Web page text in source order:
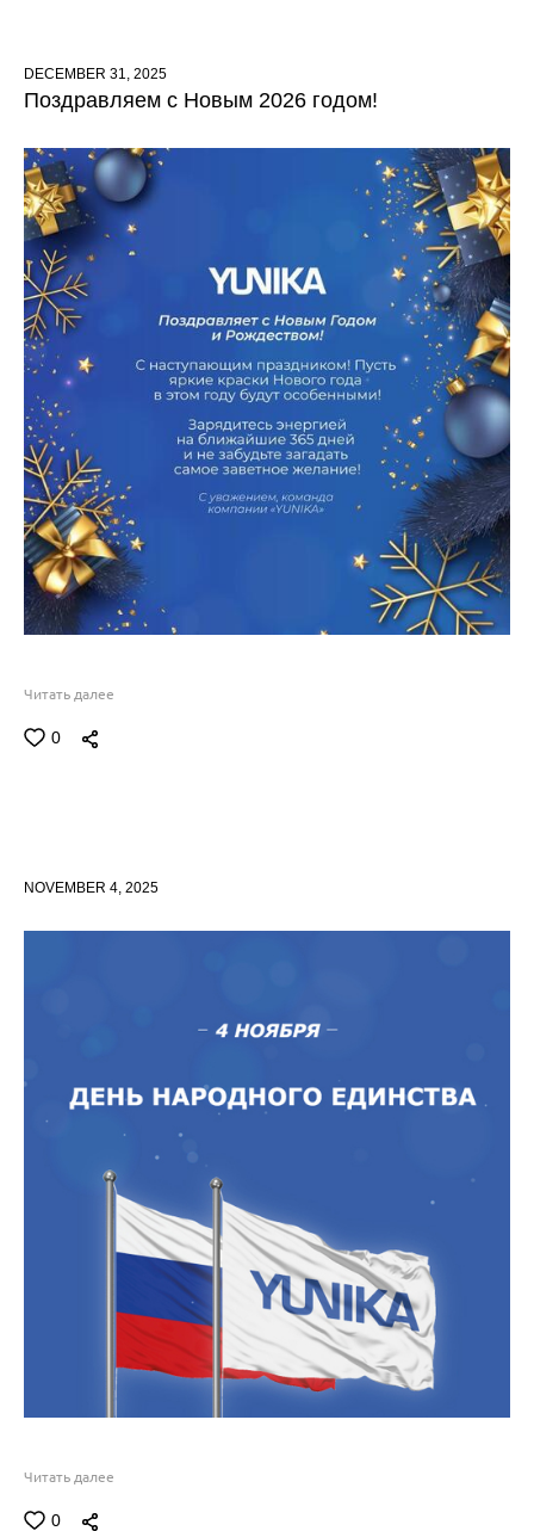
Читать далее
0
DECEMBER 31, 2025
Поздравляем с Новым 2026 годом!
Читать далее
0
NOVEMBER 4, 2025